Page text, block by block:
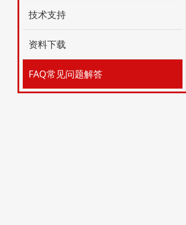
技术支持
资料下载
FAQ常见问题解答